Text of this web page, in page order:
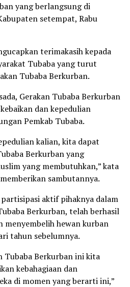
yang berlangsung di
setempat, Rabu
terimakasih kepada
Tubaba yang turut
Tubaba Berkurban.
Gerakan Tubaba Berkurban
dan kepedulian
Pemkab Tubaba.
kalian, kita dapat
Berkurban yang
yang membutuhkan,” kata
sambutannya.
aktif pihaknya dalam
Berkurban, telah berhasil
menyembelih hewan kurban
tahun sebelumnya.
Tubaba Berkurban ini kita
kebahagiaan dan
di momen yang berarti ini,”